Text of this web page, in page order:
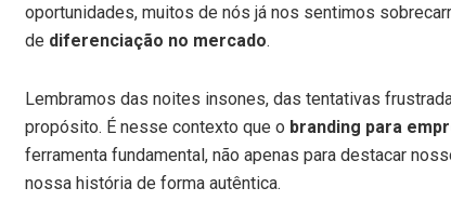
oportunidades, muitos de nós já nos sentimos
de diferenciação no mercado.
Lembramos das noites insones, das tentativas
propósito. É nesse contexto que o branding para
ferramenta fundamental, não apenas para destacar
nossa história de forma autêntica.